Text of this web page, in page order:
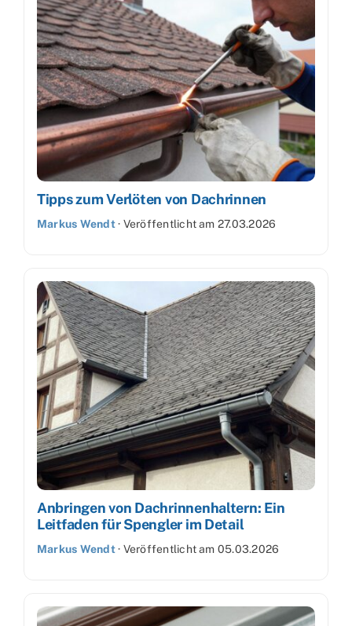
Tipps zum Verlöten von Dachrinnen
Markus Wendt· Veröffentlicht am 27.03.2026
Anbringen von Dachrinnenhaltern: Ein
Leitfaden für Spengler im Detail
Markus Wendt· Veröffentlicht am 05.03.2026